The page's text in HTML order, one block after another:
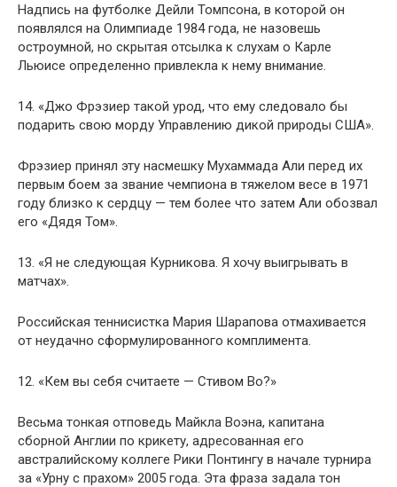
Надпись на футболке Дейли Томпсона, в которой он
появлялся на Олимпиаде 1984 года, не назовешь
остроумной, но скрытая отсылка к слухам о Карле
Льюисе определенно привлекла к нему внимание.
14. «Джо Фрэзиер такой урод, что ему следовало бы
подарить свою морду Управлению дикой природы США».
Фрэзиер принял эту насмешку Мухаммада Али перед их
первым боем за звание чемпиона в тяжелом весе в 1971
году близко к сердцу — тем более что затем Али обозвал
его «Дядя Том».
13. «Я не следующая Курникова. Я хочу выигрывать в
матчах».
Российская теннисистка Мария Шарапова отмахивается
от неудачно сформулированного комплимента.
12. «Кем вы себя считаете — Стивом Во?»
Весьма тонкая отповедь Майкла Воэна, капитана
сборной Англии по крикету, адресованная его
австралийскому коллеге Рики Понтингу в начале турнира
за «Урну с прахом» 2005 года. Эта фраза задала тон